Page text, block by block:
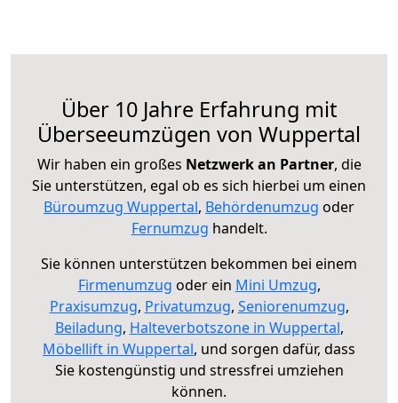
Über 10 Jahre Erfahrung mit
Überseeumzügen von Wuppertal
Wir haben ein großes Netzwerk an Partner, die
Sie unterstützen, egal ob es sich hierbei um einen
Büroumzug Wuppertal, Behördenumzug oder
Fernumzug handelt.
Sie können unterstützen bekommen bei einem
Firmenumzug oder ein Mini Umzug,
Praxisumzug, Privatumzug, Seniorenumzug,
Beiladung, Halteverbotszone in Wuppertal,
Möbellift in Wuppertal, und sorgen dafür, dass
Sie kostengünstig und stressfrei umziehen
können.